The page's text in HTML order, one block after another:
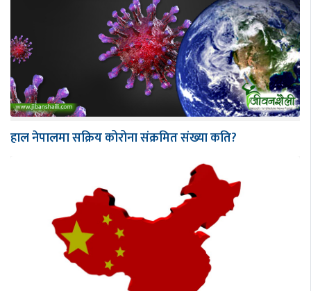
हाल नेपालमा सक्रिय कोरोना संक्रमित संख्या कति?